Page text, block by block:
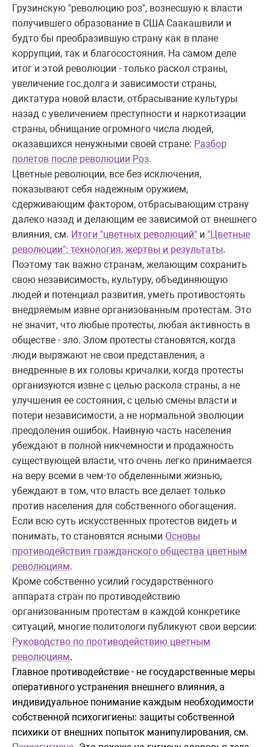
Грузинскую "революцию роз", вознесшую к власти
получившего образование в США Саакашвили и
будто бы преобразившую страну как в плане
коррупции, так и благосостояния. На самом деле
итог и этой революции - только раскол страны,
увеличение гос.долга и зависимости страны,
диктатура новой власти, отбрасывание культуры
назад с увеличением преступности и наркотизации
страны, обнищание огромного числа людей,
оказавшихся ненужными своей стране: Разбор
полетов после революции Роз.
Цветные революции, все без исключения,
показывают себя надежным оружием,
сдерживающим фактором, отбрасывающим страну
далеко назад и делающим ее зависимой от внешнего
влияния, см. Итоги "цветных революций" и "Цветные
революции": технология, жертвы и результаты.
Поэтому так важно странам, желающим сохранить
свою независимость, культуру, объединяющую
людей и потенциал развития, уметь противостоять
внедряемым извне организованным протестам. Это
не значит, что любые протесты, любая активность в
обществе - зло. Злом протесты становятся, когда
люди выражают не свои представления, а
внедренные в их головы кричалки, когда протесты
организуются извне с целью раскола страны, а не
улучшения ее состояния, с целью смены власти и
потери независимости, а не нормальной эволюции
преодоления ошибок. Наивную часть населения
убеждают в полной никчемности и продажность
существующей власти, что очень легко принимается
на веру всеми в чем-то обделенными жизнью,
убеждают в том, что власть все делает только
против населения для собственного обогащения.
Если всю суть искусственных протестов видеть и
понимать, то становятся ясными Основы
противодействия гражданского общества цветным
революциям.
Кроме собственно усилий государственного
аппарата стран по противодействию
организованным протестам в каждой конкретике
ситуаций, многие политологи публикуют свои версии:
Руководство по противодействию цветным
революциям.
Главное противодействие - не государственные меры
оперативного устранения внешнего влияния, а
индивидуальное понимание каждым необходимости
собственной психогигиены: защиты собственной
психики от внешних попыток манипулирования, см.